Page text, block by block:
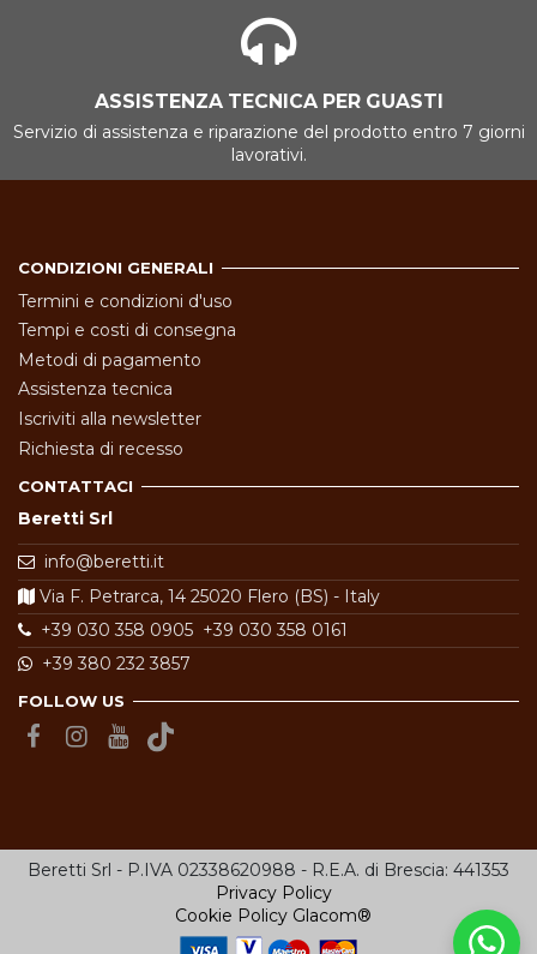
ASSISTENZA TECNICA PER GUASTI
Servizio di assistenza e riparazione del prodotto entro 7 giorni
lavorativi.
CONDIZIONI GENERALI
Termini e condizioni d'uso
Tempi e costi di consegna
Metodi di pagamento
Assistenza tecnica
Iscriviti alla newsletter
Richiesta di recesso
CONTATTACI
Beretti Srl
info@beretti.it
Via F. Petrarca, 14 25020 Flero (BS) - Italy
+39 030 358 0905 +39 030 358 0161
+39 380 232 3857
FOLLOW US
Beretti Srl - P.IVA 02338620988 - R.E.A. di Brescia: 441353
Privacy Policy
Cookie Policy Glacom®